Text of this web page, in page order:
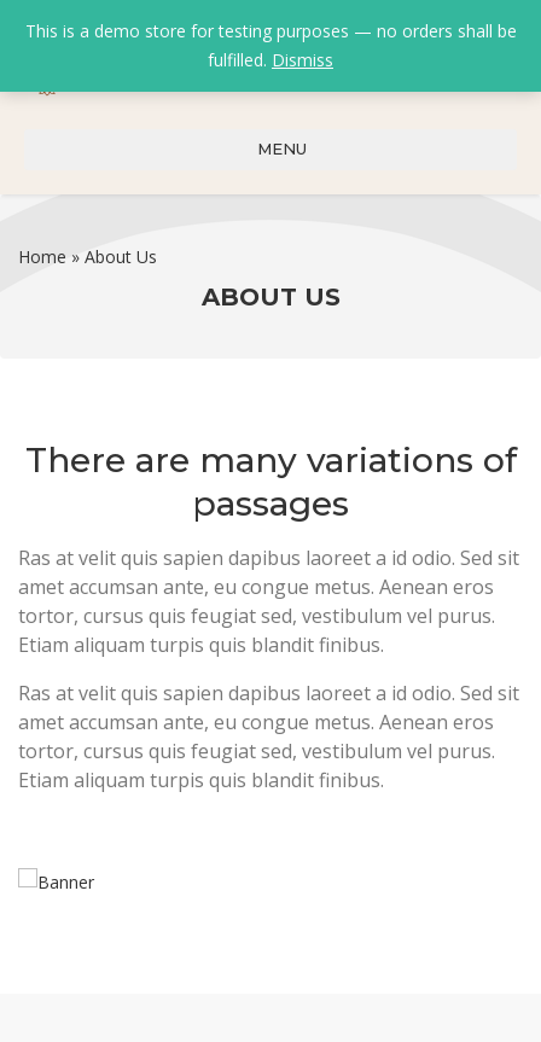
This is a demo store for testing purposes — no orders shall be
fulfilled. Dismiss
MENU
Home » About Us
ABOUT US
There are many variations of
passages
Ras at velit quis sapien dapibus laoreet a id odio. Sed sit
amet accumsan ante, eu congue metus. Aenean eros
tortor, cursus quis feugiat sed, vestibulum vel purus.
Etiam aliquam turpis quis blandit finibus.
Ras at velit quis sapien dapibus laoreet a id odio. Sed sit
amet accumsan ante, eu congue metus. Aenean eros
tortor, cursus quis feugiat sed, vestibulum vel purus.
Etiam aliquam turpis quis blandit finibus.